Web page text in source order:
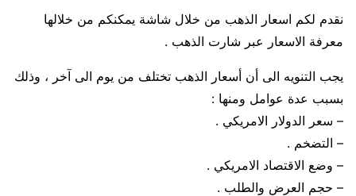
نقدم لكم اسعار الذهب من خلال شاشة يمكنكم من خلالها
معرفة الاسعار عبر شارت الذهب .
يجب التنويه الى أن أسعار الذهب تختلف من يوم الى آخر ، وذلك
بسبب عدة عوامل ومنها :
– سعر الدولار الامريكي .
– التضخم .
– وضع الاقتصاد الامريكي .
– حجم العرض والطلب .